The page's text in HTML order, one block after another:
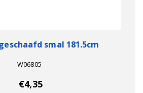
smal 181.5cm
W06805
€4,35